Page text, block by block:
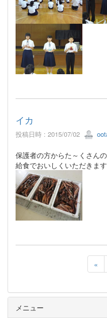
イカ
投稿日時 : 2015/07/02
保護者の方からた～くさん
給食でおいしくいただきま
«
メニュー